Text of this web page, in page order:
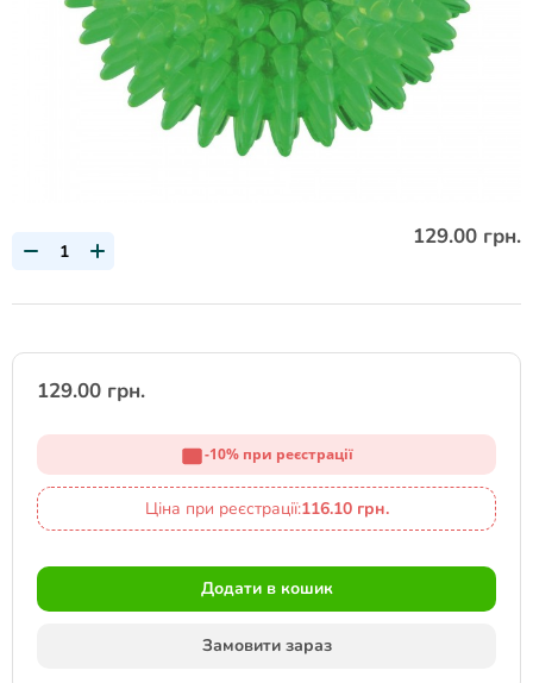
129.00 грн.
129.00 грн.
-10% при реєстрації
Ціна при реєстрації:116.10 грн.
Додати в кошик
Замовити зараз